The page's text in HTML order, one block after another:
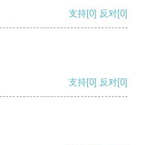
支持[0] 反对[0]
支持[0] 反对[0]